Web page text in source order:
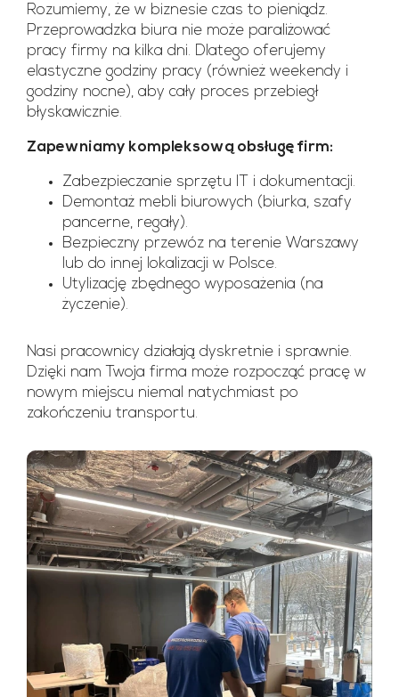
Rozumiemy, że w biznesie czas to pieniądz.
Przeprowadzka biura nie może paraliżować
pracy firmy na kilka dni. Dlatego oferujemy
elastyczne godziny pracy (również weekendy i
godziny nocne), aby cały proces przebiegł
błyskawicznie.
Zapewniamy kompleksową obsługę firm:
Zabezpieczanie sprzętu IT i dokumentacji.
Demontaż mebli biurowych (biurka, szafy
pancerne, regały).
Bezpieczny przewóz na terenie Warszawy
lub do innej lokalizacji w Polsce.
Utylizację zbędnego wyposażenia (na
życzenie).
Nasi pracownicy działają dyskretnie i sprawnie.
Dzięki nam Twoja firma może rozpocząć pracę w
nowym miejscu niemal natychmiast po
zakończeniu transportu.